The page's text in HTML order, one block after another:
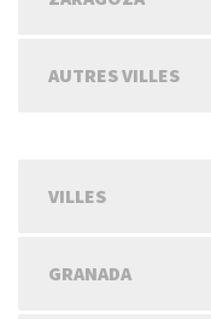
AUTRES VILLES
VILLES
GRANADA